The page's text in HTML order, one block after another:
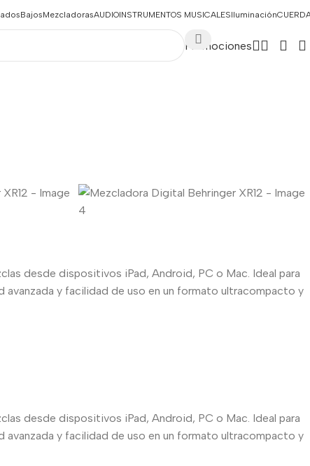
BajosMezcladorasAUDIOINSTRUMENTOS MUSICALESIluminación
Promociones
desde dispositivos iPad, Android, PC o Mac. Ideal para
y facilidad de uso en un formato ultracompacto y
desde dispositivos iPad, Android, PC o Mac. Ideal para
y facilidad de uso en un formato ultracompacto y